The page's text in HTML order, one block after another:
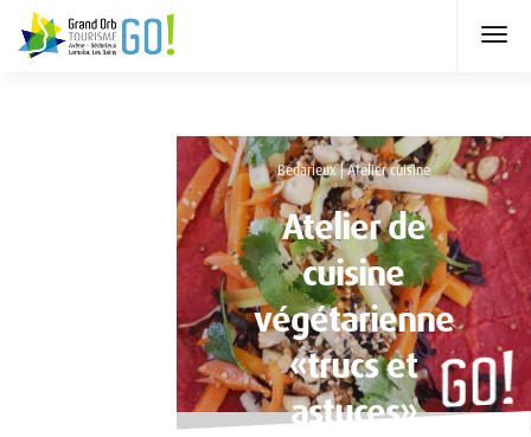
Bédarieux | Atelier cuisine
Atelier de
cuisine
végétarienne
«trucs et
astuces»